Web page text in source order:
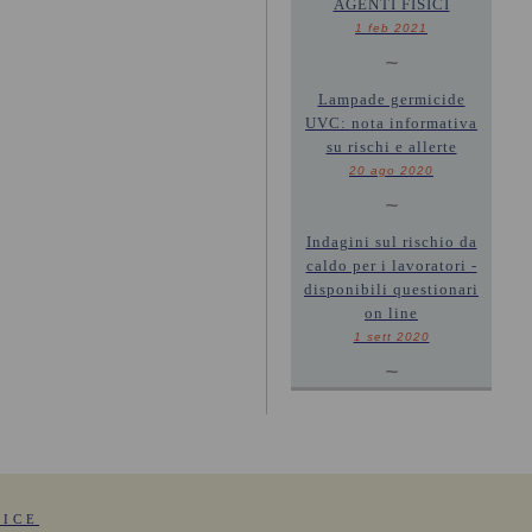
AGENTI FISICI
1 feb 2021
~
Lampade germicide
UVC: nota informativa
su rischi e allerte
20 ago 2020
~
Indagini sul rischio da
caldo per i lavoratori -
disponibili questionari
on line
1 sett 2020
~